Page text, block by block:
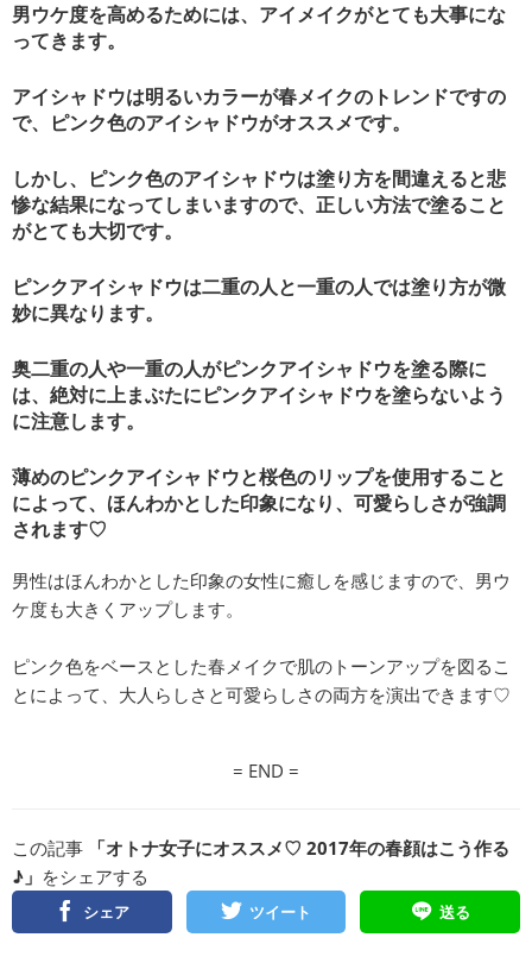
男ウケ度を高めるためには、アイメイクがとても大事にな
ってきます。
アイシャドウは明るいカラーが春メイクのトレンドですの
で、ピンク色のアイシャドウがオススメです。
しかし、ピンク色のアイシャドウは塗り方を間違えると悲
惨な結果になってしまいますので、正しい方法で塗ること
がとても大切です。
ピンクアイシャドウは二重の人と一重の人では塗り方が微
妙に異なります。
奥二重の人や一重の人がピンクアイシャドウを塗る際に
は、絶対に上まぶたにピンクアイシャドウを塗らないよう
に注意します。
薄めのピンクアイシャドウと桜色のリップを使用すること
によって、ほんわかとした印象になり、可愛らしさが強調
されます♡
男性はほんわかとした印象の女性に癒しを感じますので、男ウ
ケ度も大きくアップします。
ピンク色をベースとした春メイクで肌のトーンアップを図るこ
とによって、大人らしさと可愛らしさの両方を演出できます♡
= END =
この記事
「オトナ女子にオススメ♡ 2017年の春顔はこう作る
♪」 をシェアする
シェア ツイート 送る